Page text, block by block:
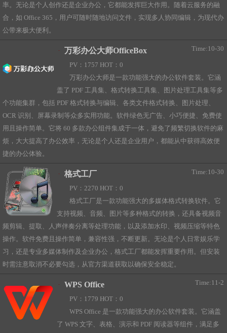
率。无论是个人创作还是企业办公，它都能发挥巨大作用。随着云服务的融
合，如 Office 365，用户可随时随地访问文件，实现多人协同编辑，为现代办
公带来极大便利。
万彩办公大师OfficeBox Time:10-30
PV：1757 HOT：0
万彩办公大师是一款功能强大的办公软件套装。它涵
盖了 PDF 工具集、格式转换工具集、图片处理工具集等多
个功能集群，包括 PDF 格式转换与编辑、各类文件格式转换、图片处理、
OCR 识别、屏幕录制等众多实用功能。软件绿色无广告、小巧便捷、免费使
用且操作简单。它将 60 多款办公组件集成于一体，避免了频繁切换软件的麻
烦，大大提高了办公效率，无论是个人还是企业用户，都能从中获得高效便
捷的办公体验。
格式工厂 Time:10-30
PV：2270 HOT：0
格式工厂是一款功能强大的多媒体格式转换软件。它
支持视频、音频、图片等多种格式的转换，还具备视频音
频剪辑、提取、人声伴奏分离等处理功能，以及添加水印、视频压缩等特色
操作。软件免费且操作简单，兼容性强，不断更新。无论是个人日常娱乐学
习，还是专业多媒体制作及企业办公，格式工厂都能发挥重要作用。但安装
时需注意取消不必要勾选，从官方渠道获取以确保安全稳定。
WPS Office Time:11-2
PV：1779 HOT：0
WPS Office 是一款功能强大的办公软件套装。它涵盖
了 WPS 文字、表格、演示和 PDF 阅读器等组件，满足多